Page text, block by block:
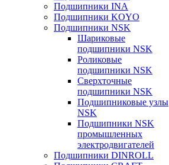
Подшипники INA
Подшипники KOYO
Подшипники NSK
Шариковые
подшипники NSK
Роликовые
подшипники NSK
Сверхточные
подшипники NSK
Подшипниковые узлы
NSK
Подшипники NSK
промышленных
электродвигателей
Подшипники DINROLL